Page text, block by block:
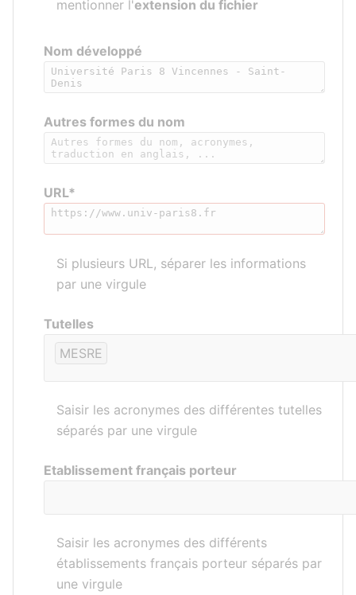
mentionner l'extension du fichier
Nom développé
Autres formes du nom
URL*
Si plusieurs URL, séparer les informations
par une virgule
Tutelles
MESRE
Saisir les acronymes des différentes tutelles
séparés par une virgule
Etablissement français porteur
Saisir les acronymes des différents
établissements français porteur séparés par
une virgule